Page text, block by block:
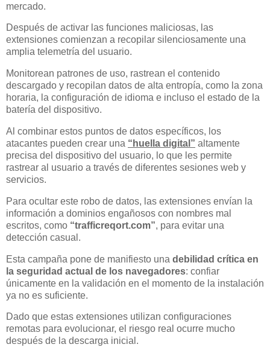
mercado.
Después de activar las funciones maliciosas, las
extensiones comienzan a recopilar silenciosamente una
amplia telemetría del usuario.
Monitorean patrones de uso, rastrean el contenido
descargado y recopilan datos de alta entropía, como la zona
horaria, la configuración de idioma e incluso el estado de la
batería del dispositivo.
Al combinar estos puntos de datos específicos, los
atacantes pueden crear una “huella digital” altamente
precisa del dispositivo del usuario, lo que les permite
rastrear al usuario a través de diferentes sesiones web y
servicios.
Para ocultar este robo de datos, las extensiones envían la
información a dominios engañosos con nombres mal
escritos, como “trafficreqort.com”, para evitar una
detección casual.
Esta campaña pone de manifiesto una debilidad crítica en
la seguridad actual de los navegadores: confiar
únicamente en la validación en el momento de la instalación
ya no es suficiente.
Dado que estas extensiones utilizan configuraciones
remotas para evolucionar, el riesgo real ocurre mucho
después de la descarga inicial.